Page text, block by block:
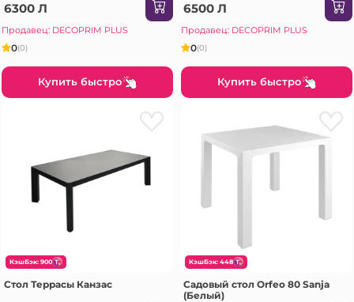
6300 Л
Продавец: DECOPRIM PLUS
0(0)
Купить быстро
6500 Л
Продавец: DECOPRIM PLUS
0(0)
Купить быстро
КэшБэк: 900
Стол Террасы Канзас
КэшБэк: 448
Садовый стол Orfeo 80 Sanja
(Белый)